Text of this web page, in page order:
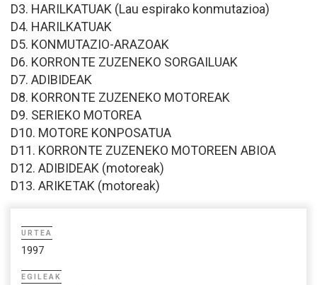
D3. HARILKATUAK (Lau espirako konmutazioa)
D4. HARILKATUAK
D5. KONMUTAZIO-ARAZOAK
D6. KORRONTE ZUZENEKO SORGAILUAK
D7. ADIBIDEAK
D8. KORRONTE ZUZENEKO MOTOREAK
D9. SERIEKO MOTOREA
D10. MOTORE KONPOSATUA
D11. KORRONTE ZUZENEKO MOTOREEN ABIOA
D12. ADIBIDEAK (motoreak)
D13. ARIKETAK (motoreak)
URTEA
1997
EGILEAK